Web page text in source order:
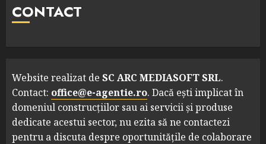
CONTACT
Website realizat de SC ARC MEDIASOFT SRL.
Contact: office@e-agentie.ro. Dacă ești implicat în
domeniul construcțiilor sau ai servicii și produse
dedicate acestui sector, nu ezita să ne contactezi
pentru a discuta despre oportunitățile de colaborare